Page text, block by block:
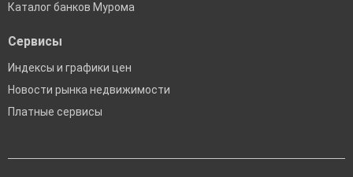
Каталог банков Мурома
Сервисы
Индексы и графики цен
Новости рынка недвижимости
Платные сервисы